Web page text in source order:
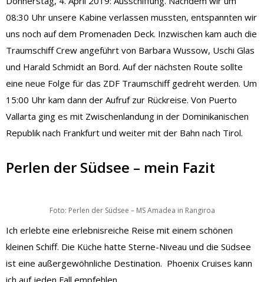
08:30 Uhr unsere Kabine verlassen mussten, entspannten wir
uns noch auf dem Promenaden Deck. Inzwischen kam auch die
Traumschiff Crew angeführt von Barbara Wussow, Uschi Glas
und Harald Schmidt an Bord. Auf der nächsten Route sollte
eine neue Folge für das ZDF Traumschiff gedreht werden. Um
15:00 Uhr kam dann der Aufruf zur Rückreise. Von Puerto
Vallarta ging es mit Zwischenlandung in der Dominikanischen
Republik nach Frankfurt und weiter mit der Bahn nach Tirol.
Perlen der Südsee – mein Fazit
Foto: Perlen der Südsee – MS Amadea in Rangiroa
Ich erlebte eine erlebnisreiche Reise mit einem schönen
kleinen Schiff. Die Küche hatte Sterne-Niveau und die Südsee
ist eine außergewöhnliche Destination. Phoenix Cruises kann
ich auf jeden Fall empfehlen.